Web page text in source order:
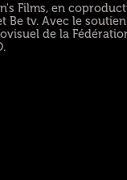
Films, en
Be tv. Avec le
de la